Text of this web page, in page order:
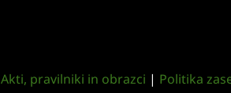
Akti, pravilniki in obrazci | Politika